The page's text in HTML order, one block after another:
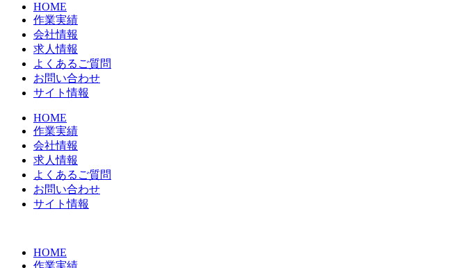
HOME
作業実績
会社情報
求人情報
よくあるご質問
お問い合わせ
サイト情報
HOME
作業実績
会社情報
求人情報
よくあるご質問
お問い合わせ
サイト情報
HOME
作業実績